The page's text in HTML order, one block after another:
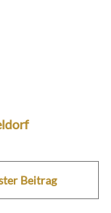
Beitrag